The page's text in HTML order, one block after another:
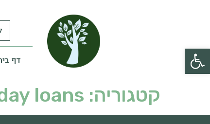
פתח סרגל נגישות דף
קטגוריה: loans